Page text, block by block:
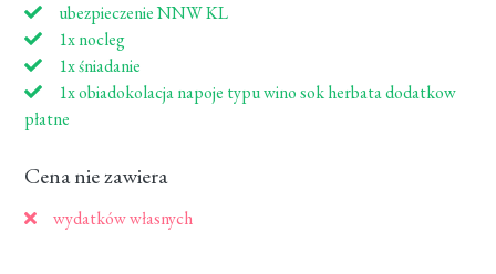
ubezpieczenie NNW KL
1x nocleg
1x śniadanie
1x obiadokolacja napoje typu wino sok herbata dodatkow
płatne
Cena nie zawiera
wydatków własnych